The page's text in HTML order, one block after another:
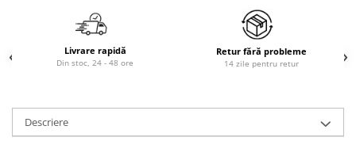
Livrare rapidă
Din stoc, 24 - 48 ore
Retur fără probleme
14 zile pentru retur
Descriere